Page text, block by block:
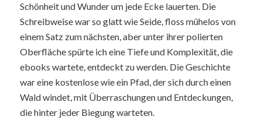
Schönheit und Wunder um jede Ecke lauerten. Die
Schreibweise war so glatt wie Seide, floss mühelos von
einem Satz zum nächsten, aber unter ihrer polierten
Oberfläche spürte ich eine Tiefe und Komplexität, die
ebooks wartete, entdeckt zu werden. Die Geschichte
war eine kostenlose wie ein Pfad, der sich durch einen
Wald windet, mit Überraschungen und Entdeckungen,
die hinter jeder Biegung warteten.